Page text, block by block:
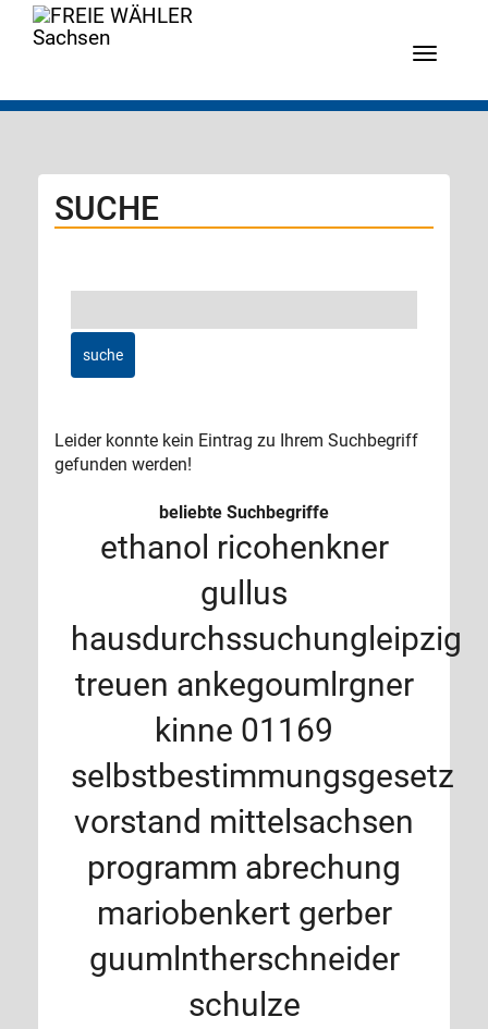
Menü
SUCHE
Leider konnte kein Eintrag zu Ihrem Suchbegriff
gefunden werden!
beliebte Suchbegriffe
ethanol ricohenkner
gullus
hausdurchssuchungleipzig
treuen ankegoumlrgner
kinne 01169
selbstbestimmungsgesetz
vorstand mittelsachsen
programm abrechung
mariobenkert gerber
guumlntherschneider
schulze